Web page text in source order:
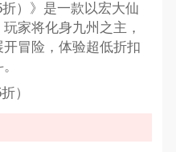
折）》是一款以宏大仙
家将化身九州之主，
冒险，体验超低折扣